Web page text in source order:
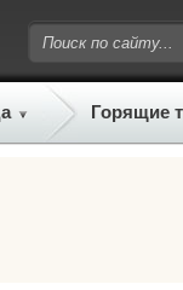
Горящие